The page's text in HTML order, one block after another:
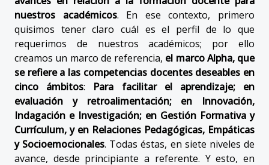
nuestros académicos. En ese contexto, primero
quisimos tener claro cuál es el perfil de lo que
requerimos de nuestros académicos; por ello
creamos un marco de referencia, el marco Alpha, que
se refiere a las competencias docentes deseables en
cinco ámbitos: Para facilitar el aprendizaje; en
evaluación y retroalimentación; en Innovación,
Indagación e Investigación; en Gestión Formativa y
Currículum, y en Relaciones Pedagógicas, Empáticas
y Socioemocionales. Todas éstas, en siete niveles de
avance, desde principiante a referente. Y esto, en